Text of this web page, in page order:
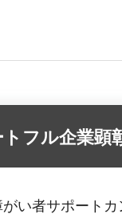
フル企業顕
い者サポート